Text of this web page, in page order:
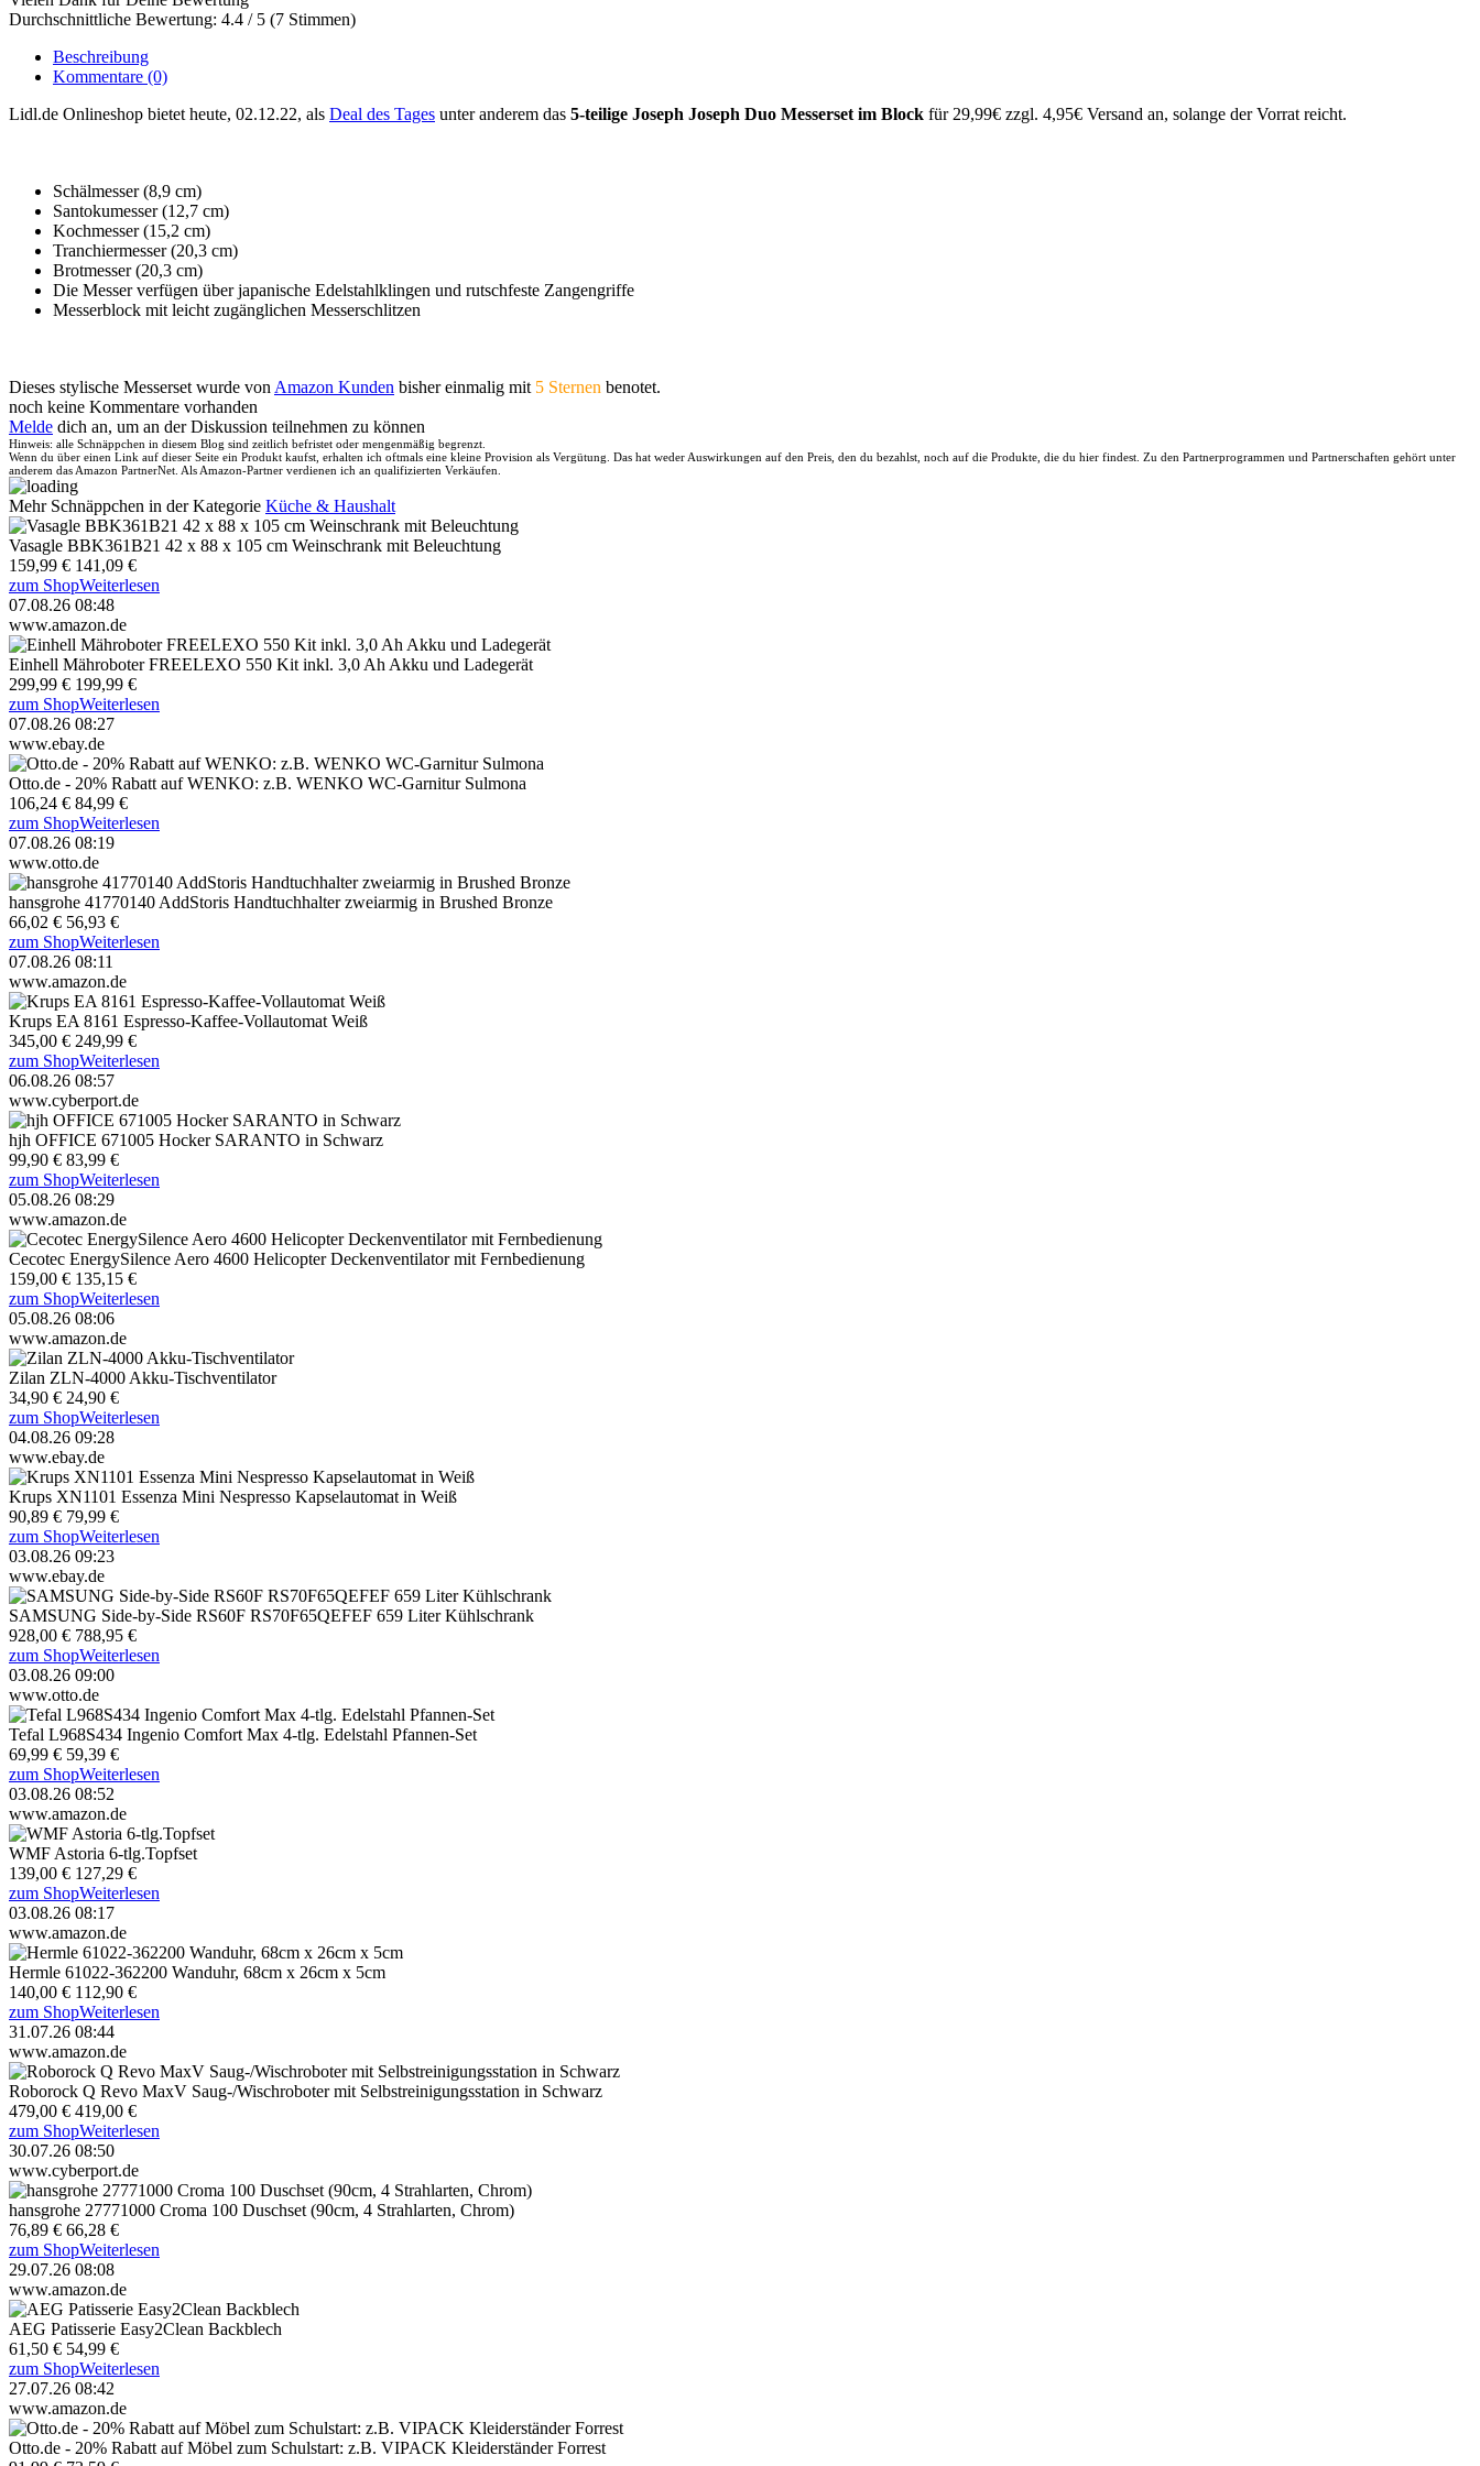
Durchschnittliche Bewertung: 4.4 / 5 (7 Stimmen)
Beschreibung
Kommentare (0)
Lidl.de Onlineshop bietet heute, 02.12.22, als Deal des Tages unter anderem das 5-teilige Joseph Joseph Duo Messerset im Block für 29,99€ zzgl. 4,95€ Versand an, solange der Vorrat reicht.
Schälmesser (8,9 cm)
Santokumesser (12,7 cm)
Kochmesser (15,2 cm)
Tranchiermesser (20,3 cm)
Brotmesser (20,3 cm)
Die Messer verfügen über japanische Edelstahlklingen und rutschfeste Zangengriffe
Messerblock mit leicht zugänglichen Messerschlitzen
Dieses stylische Messerset wurde von Amazon Kunden bisher einmalig mit 5 Sternen benotet.
noch keine Kommentare vorhanden
Melde dich an, um an der Diskussion teilnehmen zu können
Hinweis: alle Schnäppchen in diesem Blog sind zeitlich befristet oder mengenmäßig begrenzt.
Wenn du über einen Link auf dieser Seite ein Produkt kaufst, erhalten ich oftmals eine kleine Provision als Vergütung. Das hat weder Auswirkungen auf den Preis, den du bezahlst, noch auf die Produkte, die du hier findest. Zu den Partnerprogrammen und Partnerschaften gehört unter
anderem das Amazon PartnerNet. Als Amazon-Partner verdienen ich an qualifizierten Verkäufen.
Mehr Schnäppchen in der Kategorie Küche & Haushalt
Vasagle BBK361B21 42 x 88 x 105 cm Weinschrank mit Beleuchtung
159,99 € 141,09 €
zum ShopWeiterlesen
07.08.26 08:48
www.amazon.de
Einhell Mähroboter FREELEXO 550 Kit inkl. 3,0 Ah Akku und Ladegerät
299,99 € 199,99 €
zum ShopWeiterlesen
07.08.26 08:27
www.ebay.de
Otto.de - 20% Rabatt auf WENKO: z.B. WENKO WC-Garnitur Sulmona
106,24 € 84,99 €
zum ShopWeiterlesen
07.08.26 08:19
www.otto.de
hansgrohe 41770140 AddStoris Handtuchhalter zweiarmig in Brushed Bronze
66,02 € 56,93 €
zum ShopWeiterlesen
07.08.26 08:11
www.amazon.de
Krups EA 8161 Espresso-Kaffee-Vollautomat Weiß
345,00 € 249,99 €
zum ShopWeiterlesen
06.08.26 08:57
www.cyberport.de
hjh OFFICE 671005 Hocker SARANTO in Schwarz
99,90 € 83,99 €
zum ShopWeiterlesen
05.08.26 08:29
www.amazon.de
Cecotec EnergySilence Aero 4600 Helicopter Deckenventilator mit Fernbedienung
159,00 € 135,15 €
zum ShopWeiterlesen
05.08.26 08:06
www.amazon.de
Zilan ZLN-4000 Akku-Tischventilator
34,90 € 24,90 €
zum ShopWeiterlesen
04.08.26 09:28
www.ebay.de
Krups XN1101 Essenza Mini Nespresso Kapselautomat in Weiß
90,89 € 79,99 €
zum ShopWeiterlesen
03.08.26 09:23
www.ebay.de
SAMSUNG Side-by-Side RS60F RS70F65QEFEF 659 Liter Kühlschrank
928,00 € 788,95 €
zum ShopWeiterlesen
03.08.26 09:00
www.otto.de
Tefal L968S434 Ingenio Comfort Max 4-tlg. Edelstahl Pfannen-Set
69,99 € 59,39 €
zum ShopWeiterlesen
03.08.26 08:52
www.amazon.de
WMF Astoria 6-tlg.Topfset
139,00 € 127,29 €
zum ShopWeiterlesen
03.08.26 08:17
www.amazon.de
Hermle 61022-362200 Wanduhr, 68cm x 26cm x 5cm
140,00 € 112,90 €
zum ShopWeiterlesen
31.07.26 08:44
www.amazon.de
Roborock Q Revo MaxV Saug-/Wischroboter mit Selbstreinigungsstation in Schwarz
479,00 € 419,00 €
zum ShopWeiterlesen
30.07.26 08:50
www.cyberport.de
hansgrohe 27771000 Croma 100 Duschset (90cm, 4 Strahlarten, Chrom)
76,89 € 66,28 €
zum ShopWeiterlesen
29.07.26 08:08
www.amazon.de
AEG Patisserie Easy2Clean Backblech
61,50 € 54,99 €
zum ShopWeiterlesen
27.07.26 08:42
www.amazon.de
Otto.de - 20% Rabatt auf Möbel zum Schulstart: z.B. VIPACK Kleiderständer Forrest